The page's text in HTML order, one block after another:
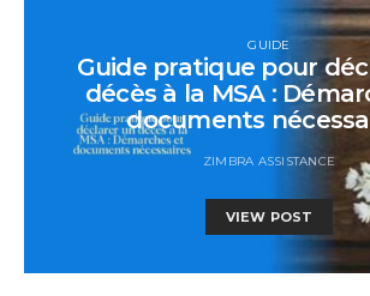
GUIDE
Guide pratique pour
décès à la MSA :
documents
ZIMBRA ASSISTANCE
VIEW POST